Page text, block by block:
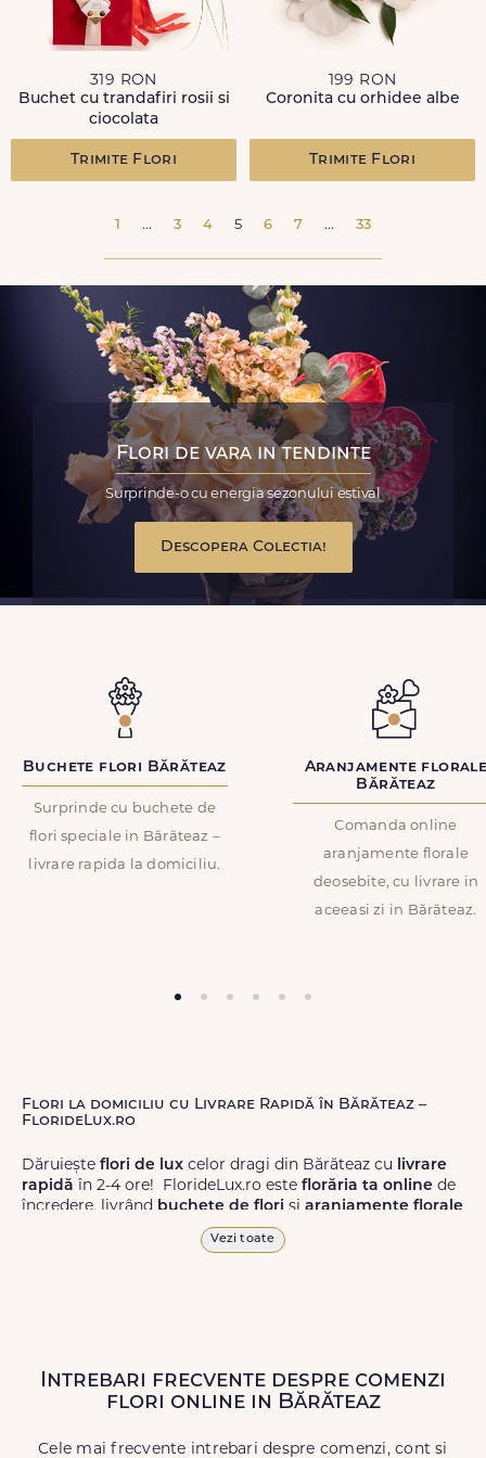
319 RON
Buchet cu trandafiri rosii si
ciocolata
Trimite Flori
199 RON
Coronita cu orhidee albe
Trimite Flori
1 ... 3 4 5 6 7 ... 33
Flori de vara in tendinte
Surprinde-o cu energia sezonului estival
Descopera Colectia!
Buchete flori Bărăteaz
Surprinde cu buchete de
flori speciale in Bărăteaz –
livrare rapida la domiciliu.
Aranjamente
Bărăteaz
Comanda online
aranjamente florale
deosebite, cu livrare in
aceeasi zi in Bărăteaz.
Flori la domiciliu cu Livrare Rapidă în Bărăteaz –
FlorideLux.ro
Dăruiește flori de lux celor dragi din Bărăteaz cu livrare
rapidă în 2-4 ore! FlorideLux.ro este florăria ta online de
încredere, livrând buchete de flori și aranjamente florale
de calitate superioară în Bărăteaz și în toată România.
Livrăm buchete de florichiar și în weekend, pentru ca tu
să poți adresa un gest frumos atunci când ai nevoie.
Vezi toate
Intrebari frecvente despre comenzi
flori online in Bărăteaz
Cele mai frecvente intrebari despre comenzi, cont si